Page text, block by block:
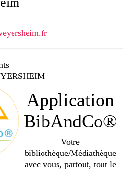
Application
BibAndCo®
Votre
bibliothèque/Médiathèque
avec vous, partout, tout le